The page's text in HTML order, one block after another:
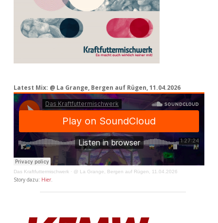
Latest Mix: @ La Grange, Bergen auf Rügen, 11.04.2026
Das Kraftfuttermischwerk · @ La Grange, Bergen auf Rügen, 11.04.2026
Story dazu: Hier